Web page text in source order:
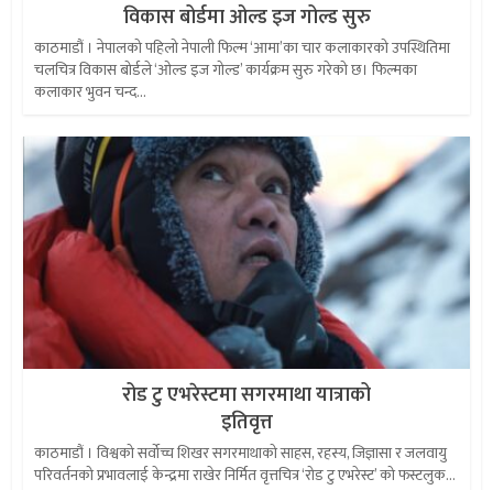
विकास बोर्डमा ओल्ड इज गोल्ड सुरु
काठमाडौं । नेपालको पहिलो नेपाली फिल्म ‘आमा’का चार कलाकारको उपस्थितिमा
चलचित्र विकास बोर्डले ‘ओल्ड इज गोल्ड’ कार्यक्रम सुरु गरेको छ। फिल्मका
कलाकार भुवन चन्द...
रोड टु एभरेस्टमा सगरमाथा यात्राको
इतिवृत्त
काठमाडौं । विश्वको सर्वोच्च शिखर सगरमाथाको साहस, रहस्य, जिज्ञासा र जलवायु
परिवर्तनको प्रभावलाई केन्द्रमा राखेर निर्मित वृत्तचित्र ‘रोड टु एभरेस्ट’ को फस्टलुक...